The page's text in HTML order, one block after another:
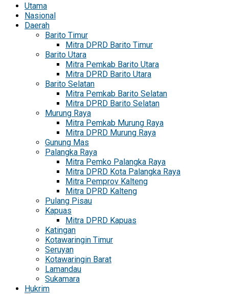
Utama
Nasional
Daerah
Barito Timur
Mitra DPRD Barito Timur
Barito Utara
Mitra Pemkab Barito Utara
Mitra DPRD Barito Utara
Barito Selatan
Mitra Pemkab Barito Selatan
Mitra DPRD Barito Selatan
Murung Raya
Mitra Pemkab Murung Raya
Mitra DPRD Murung Raya
Gunung Mas
Palangka Raya
Mitra Pemko Palangka Raya
Mitra DPRD Kota Palangka Raya
Mitra Pemprov Kalteng
Mitra DPRD Kalteng
Pulang Pisau
Kapuas
Mitra DPRD Kapuas
Katingan
Kotawaringin Timur
Seruyan
Kotawaringin Barat
Lamandau
Sukamara
Hukrim